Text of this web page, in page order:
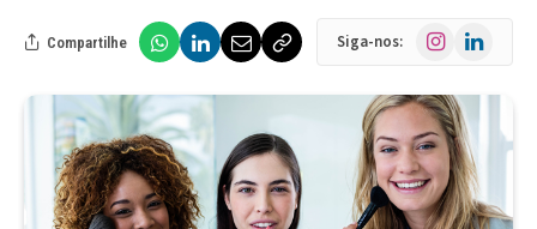
Compartilhe Siga-nos: InstagramLinkedIn